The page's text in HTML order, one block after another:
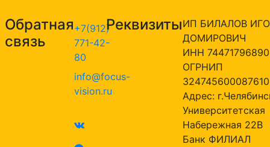
Обратная
связь
+7(912)
771-42-
80
info@focus-
vision.ru
РеквизитыИП БИЛАЛОВ
ДОМИРОВИЧ
ИНН
ОГРНИП
324745600087610
Адрес:
Университетская
Набережная 22В
Банк ФИЛИАЛ